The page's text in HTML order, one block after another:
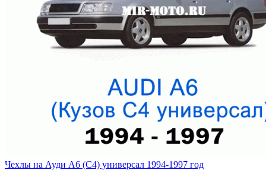
Чехлы на Ауди А6 (С4) универсал 1994-1997 год